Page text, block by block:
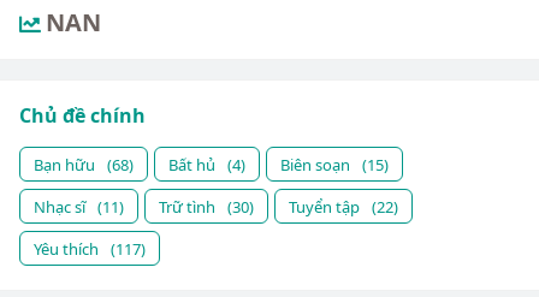
NAN
Chủ đề chính
Bạn hữu (68) Bất hủ (4) Biên soạn
(15)
Nhạc sĩ (11) Trữ tình (30) Tuyển tập (22)
Yêu thích
(117)